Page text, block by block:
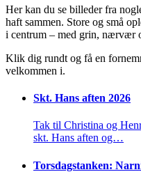
Her kan du se billeder fra
haft sammen. Store og små
i centrum – med grin, nærvær
Klik dig rundt og få en
velkommen i.
Skt. Hans aften 2026
Tak til Christina og
skt. Hans aften og…
Torsdagstanken: